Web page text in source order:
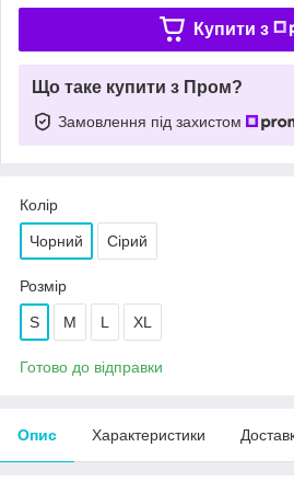
Купити з
Що таке купити з Пром?
Замовлення під захистом
Колір
Чорний Сірий
Розмір
S M L XL
Готово до відправки
Опис Характеристики